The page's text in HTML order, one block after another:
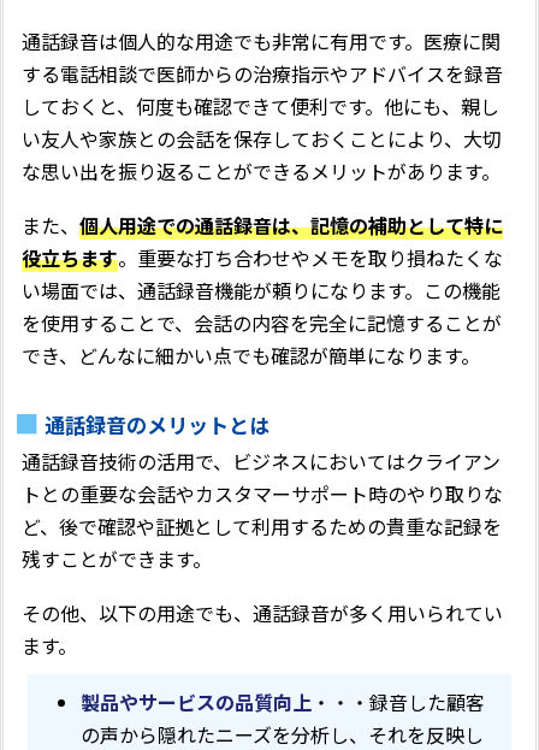
通話録音は個人的な用途でも非常に有用です。医療に関
する電話相談で医師からの治療指示やアドバイスを録音
しておくと、何度も確認できて便利です。他にも、親し
い友人や家族との会話を保存しておくことにより、大切
な思い出を振り返ることができるメリットがあります。
また、 個人用途での通話録音は、記憶の補助として特に
役立ちます。重要な打ち合わせやメモを取り損ねたくな
い場面では、通話録音機能が頼りになります。この機能
を使用することで、会話の内容を完全に記憶することが
でき、どんなに細かい点でも確認が簡単になります。
通話録音のメリットとは
通話録音技術の活用で、ビジネスにおいてはクライアン
トとの重要な会話やカスタマーサポート時のやり取りな
ど、後で確認や証拠として利用するための貴重な記録を
残すことができます。
その他、以下の用途でも、通話録音が多く用いられてい
ます。
製品やサービスの品質向上 ・・・録音した顧客
の声から隠れたニーズを分析し、それを反映し